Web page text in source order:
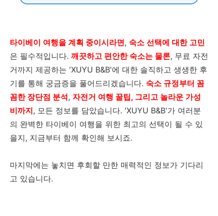
타이베이 여행을 계획 중이시라면, 숙소 선택에 대한 고민
은 필수적입니다. 깨끗하고 편안한 숙소는 물론, 무료 자전
거까지 제공하는 'XUYU B&B'에 대한 솔직하고 생생한 후
기를 통해 궁금증을 풀어드리겠습니다. 숙소 규정부터 꼼
꼼한 장단점 분석, 자전거 여행 꿀팁, 그리고 놀라운 가성
비까지, 모든 정보를 담았습니다. 'XUYU B&B'가 여러분
의 완벽한 타이베이 여행을 위한 최고의 선택이 될 수 있
을지, 지금부터 함께 확인해 보시죠.
마지막에는 놓치면 후회할 만한 매력적인 정보가 기다리
고 있습니다.